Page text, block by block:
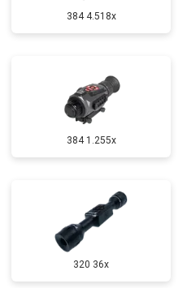
384 4.518x
384 1.255х
320 36x